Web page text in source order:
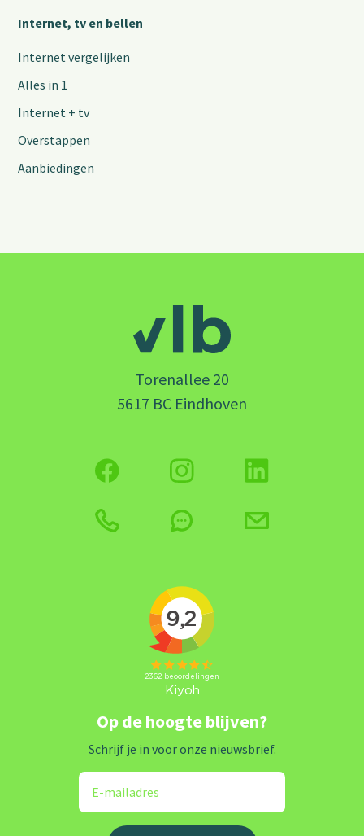
Internet, tv en bellen
Internet vergelijken
Alles in 1
Internet + tv
Overstappen
Aanbiedingen
Torenallee 20
5617 BC Eindhoven
Op de hoogte blijven?
Schrijf je in voor onze nieuwsbrief.